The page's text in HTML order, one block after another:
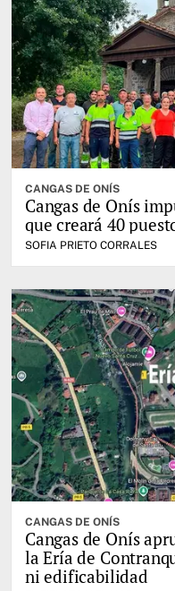
CANGAS DE ONÍS
Cangas de Onís
que creará 40
SOFIA PRIETO CORRALES
CANGAS DE ONÍS
Cangas de Onís
la Ería de
ni edificabilidad